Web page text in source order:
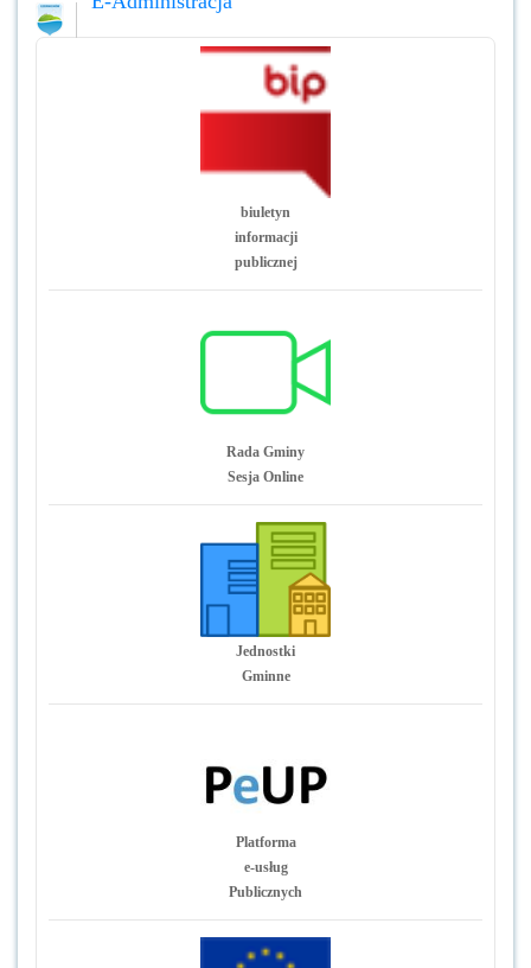
biuletyn
informacji
publicznej
Rada Gminy
Sesja Online
Jednostki
Gminne
Platforma
e-usług
Publicznych